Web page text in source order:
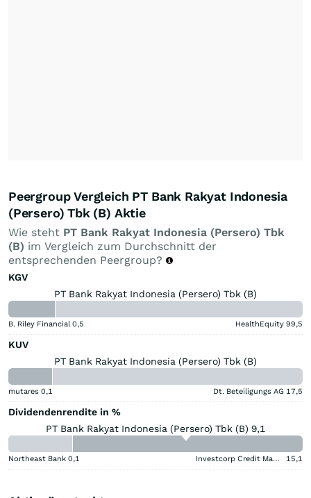
Peergroup Vergleich PT Bank Rakyat Indonesia
(Persero) Tbk (B) Aktie
Wie steht PT Bank Rakyat Indonesia (Persero) Tbk
(B) im Vergleich zum Durchschnitt der
entsprechenden Peergroup?
KGV
PT Bank Rakyat Indonesia (Persero) Tbk (B)
B. Riley Financial 0,5 HealthEquity 99,5
KUV
PT Bank Rakyat Indonesia (Persero) Tbk (B)
mutares 0,1 Dt. Beteiligungs AG 17,5
Dividendenrendite in %
PT Bank Rakyat Indonesia (Persero) Tbk (B) 9,1
Northeast Bank 0,1 Investcorp Credit Management BDC 15,1